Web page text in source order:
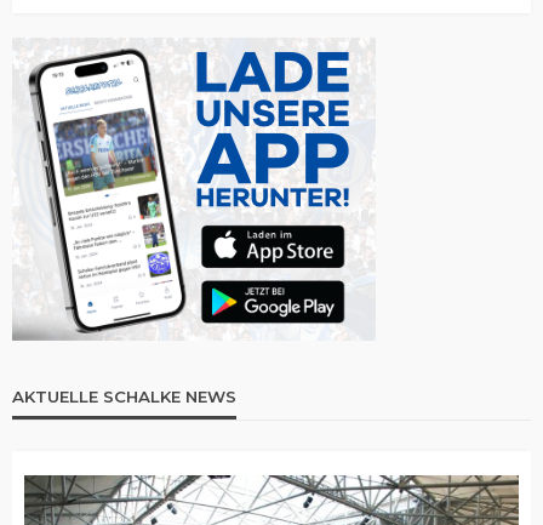
AKTUELLE SCHALKE NEWS